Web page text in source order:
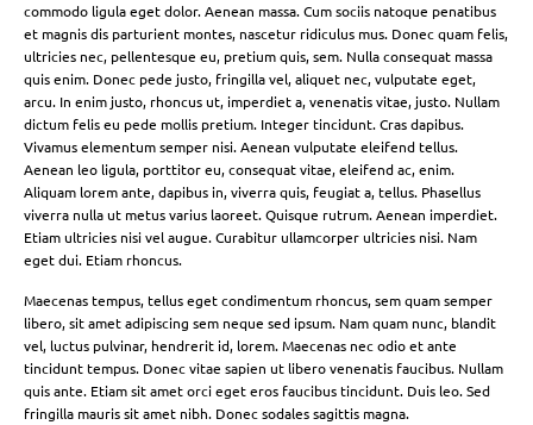
commodo ligula eget dolor. Aenean massa. Cum sociis natoque penatibus
et magnis dis parturient montes, nascetur ridiculus mus. Donec quam felis,
ultricies nec, pellentesque eu, pretium quis, sem. Nulla consequat massa
quis enim. Donec pede justo, fringilla vel, aliquet nec, vulputate eget,
arcu. In enim justo, rhoncus ut, imperdiet a, venenatis vitae, justo. Nullam
dictum felis eu pede mollis pretium. Integer tincidunt. Cras dapibus.
Vivamus elementum semper nisi. Aenean vulputate eleifend tellus.
Aenean leo ligula, porttitor eu, consequat vitae, eleifend ac, enim.
Aliquam lorem ante, dapibus in, viverra quis, feugiat a, tellus. Phasellus
viverra nulla ut metus varius laoreet. Quisque rutrum. Aenean imperdiet.
Etiam ultricies nisi vel augue. Curabitur ullamcorper ultricies nisi. Nam
eget dui. Etiam rhoncus.
Maecenas tempus, tellus eget condimentum rhoncus, sem quam semper
libero, sit amet adipiscing sem neque sed ipsum. Nam quam nunc, blandit
vel, luctus pulvinar, hendrerit id, lorem. Maecenas nec odio et ante
tincidunt tempus. Donec vitae sapien ut libero venenatis faucibus. Nullam
quis ante. Etiam sit amet orci eget eros faucibus tincidunt. Duis leo. Sed
fringilla mauris sit amet nibh. Donec sodales sagittis magna.